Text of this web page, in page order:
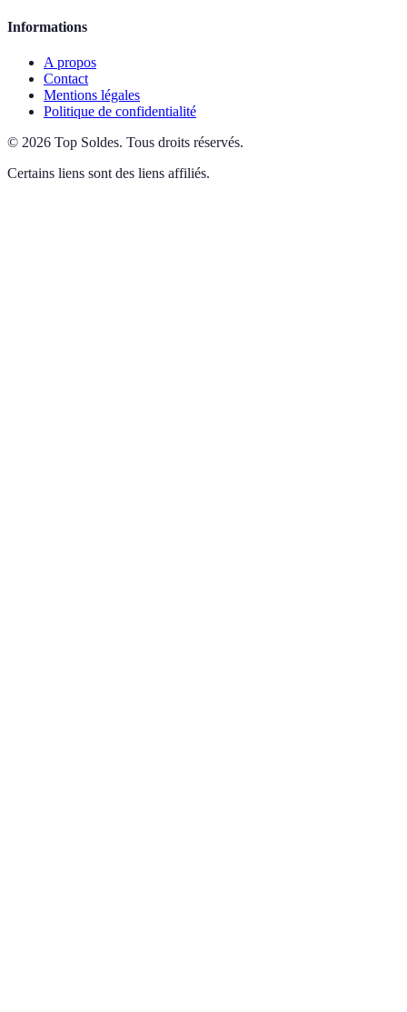
Informations
A propos
Contact
Mentions légales
Politique de confidentialité
© 2026 Top Soldes. Tous droits réservés.
Certains liens sont des liens affiliés.